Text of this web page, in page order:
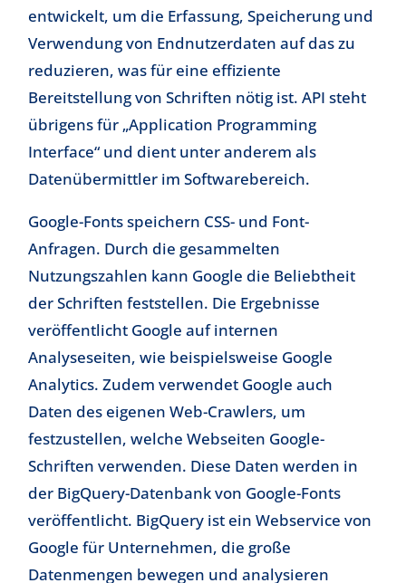
entwickelt, um die Erfassung, Speicherung und
Verwendung von Endnutzerdaten auf das zu
reduzieren, was für eine effiziente
Bereitstellung von Schriften nötig ist. API steht
übrigens für „Application Programming
Interface“ und dient unter anderem als
Datenübermittler im Softwarebereich.
Google-Fonts speichern CSS- und Font-
Anfragen. Durch die gesammelten
Nutzungszahlen kann Google die Beliebtheit
der Schriften feststellen. Die Ergebnisse
veröffentlicht Google auf internen
Analyseseiten, wie beispielsweise Google
Analytics. Zudem verwendet Google auch
Daten des eigenen Web-Crawlers, um
festzustellen, welche Webseiten Google-
Schriften verwenden. Diese Daten werden in
der BigQuery-Datenbank von Google-Fonts
veröffentlicht. BigQuery ist ein Webservice von
Google für Unternehmen, die große
Datenmengen bewegen und analysieren